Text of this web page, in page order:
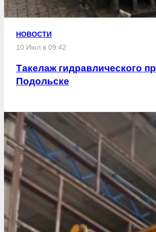
НОВОСТИ
10 Июл в 09:42
Такелаж гидравлического
Подольске